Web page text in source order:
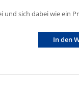
sich dabei wie ein
In den